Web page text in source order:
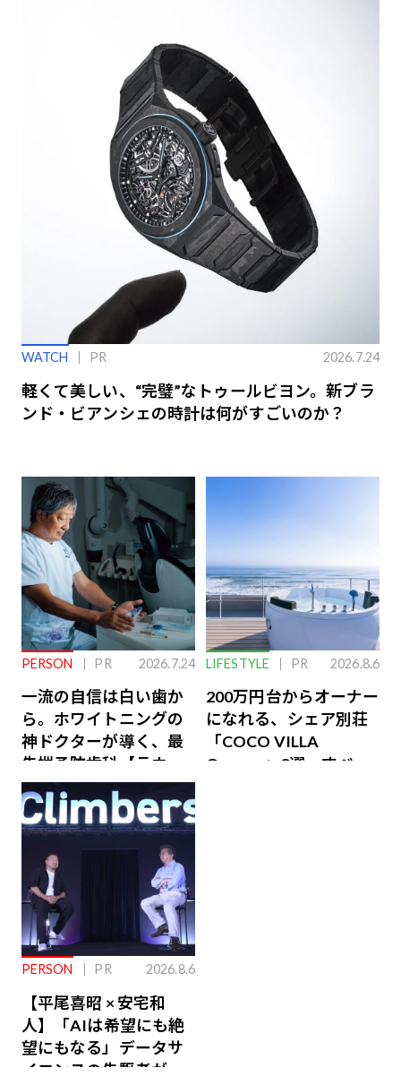
WATCH PR 2026.7.24
軽くて美しい、“完璧”なトゥールビヨン。新ブラ
ンド・ビアンシェの時計は何がすごいのか？
PERSON PR 2026.7.24
一流の自信は白い歯か
ら。ホワイトニングの
神ドクターが導く、最
先端予防歯科【ラウン
ジ会員特典あり】
LIFESTYLE PR 2026.8.6
200万円台からオーナー
になれる、シェア別荘
「COCO VILLA
Owners」3選。すべて
PERSON PR 2026.8.6
【平尾喜昭 × 安宅和
人】「AIは希望にも絶
望にもなる」データサ
イエンスの先駆者が語